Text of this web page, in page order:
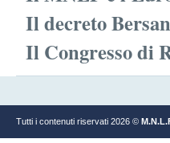
Il decreto
Il Congresso di
Tutti i contenuti riservati 2026 ©